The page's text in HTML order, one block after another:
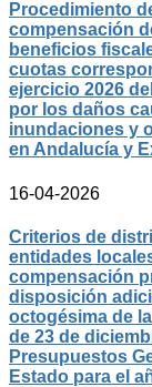
Procedimiento
compensación
beneficios
cuotas
ejercicio 2026
por los daños
inundaciones y
en Andalucía y
16-04-2026
Criterios de
entidades
compensación
disposición
octogésima de
de 23 de
Presupuestos
Estado para el